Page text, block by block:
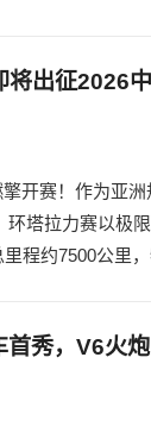
将出征2026
开赛！作为亚
塔拉力赛以极
程约7500公里
秀，V6火